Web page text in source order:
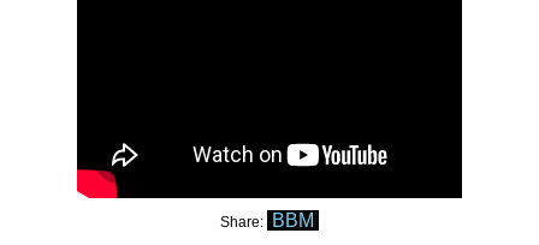
Share: BBM